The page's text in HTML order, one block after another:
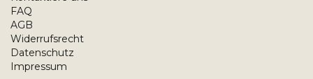
FAQ
AGB
Widerrufsrecht
Datenschutz
Impressum